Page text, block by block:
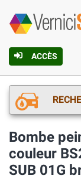
ACCÈS
Bombe
couleur
SUB 01G